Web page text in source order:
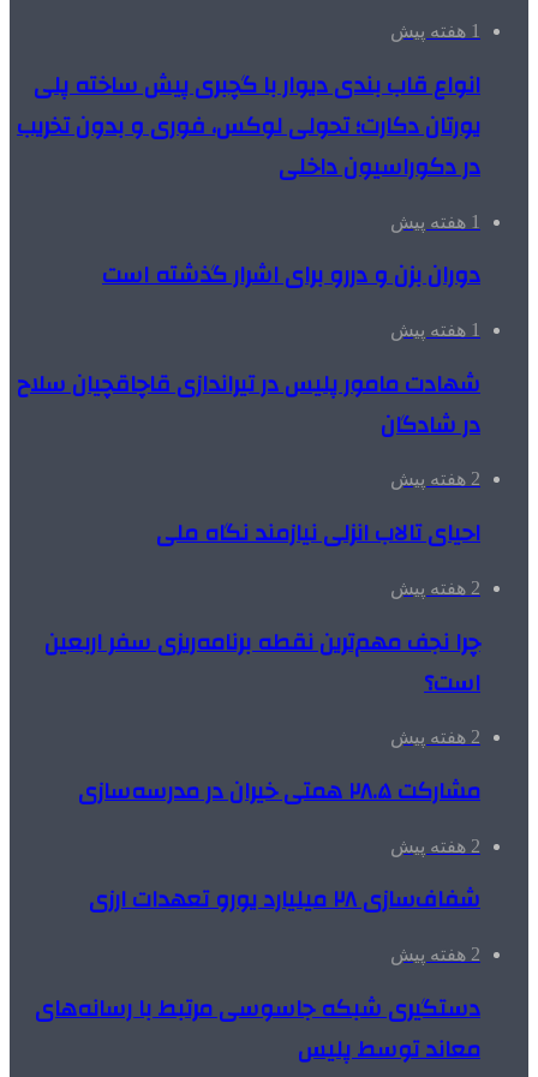
1 هفته پیش
انواع قاب بندی دیوار با گچبری پیش ساخته پلی
یورتان دکارت؛ تحولی لوکس، فوری و بدون تخریب
در دکوراسیون داخلی
1 هفته پیش
دوران بزن و دررو برای اشرار گذشته است
1 هفته پیش
شهادت مامور پلیس در تیراندازی قاچاقچیان سلاح
در شادگان
2 هفته پیش
احیای تالاب انزلی نیازمند نگاه ملی
2 هفته پیش
چرا نجف مهم‌ترین نقطه برنامه‌ریزی سفر اربعین
است؟
2 هفته پیش
مشارکت ۲۸.۵ همتی خیران در مدرسه‌سازی
2 هفته پیش
شفاف‌سازی ۲۸ میلیارد یورو تعهدات ارزی
2 هفته پیش
دستگیری شبکه جاسوسی مرتبط با رسانه‌های
معاند توسط پلیس